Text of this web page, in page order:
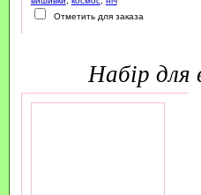
Отметить для заказа
набір